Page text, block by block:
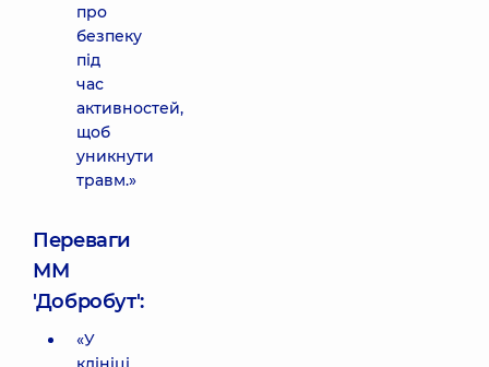
про
безпеку
під
час
активностей,
щоб
уникнути
травм.»
Переваги
ММ
'Добробут':
«У